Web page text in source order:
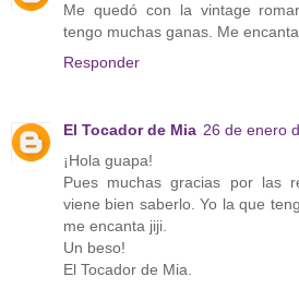
Me quedó con la vintage
tengo muchas ganas. Me
Responder
El Tocador de Mia 26 de enero
¡Hola guapa!
Pues muchas gracias por las
viene bien saberlo. Yo la que
me encanta jiji.
Un beso!
El Tocador de Mia.